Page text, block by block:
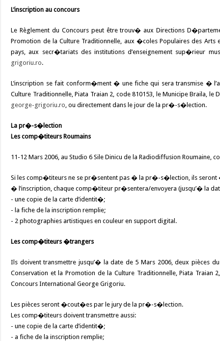
L’inscription au concours
Le Règlement du Concours peut être trouv� aux Directions
Promotion de la Culture Traditionnelle, aux �coles Populaires des
pays, aux secr�tariats des institutions d’enseignement sup�rieur
grigoriu.ro.
L’inscription se fait conform�ment � une fiche qui sera transmise �
Culture Traditionnelle, Piata Traian 2, code 810153, le Municipe Braila,
george-grigoriu.ro, ou directement dans le jour de la pr�-s�lection.
La pr�-s�lection
Les comp�titeurs Roumains
11-12 Mars 2006, au Studio 6 Sile Dinicu de la Radiodiffusion
Si les comp�titeurs ne se pr�sentent pas � la pr�-s�lection, ils
� l’inscription, chaque comp�titeur pr�sentera/envoyera (jusqu’� la
- une copie de la carte d’identit�;
- la fiche de la inscription remplie;
- 2 photographies artistiques en couleur en support digital.
Les comp�titeurs �trangers
Ils doivent transmettre jusqu’� la date de 5 Mars 2006, deux pièces
Conservation et la Promotion de la Culture Traditionnelle, Piata
Concours International George Grigoriu.
Les pièces seront �cout�es par le jury de la pr�-s�lection.
Les comp�titeurs doivent transmettre aussi:
- une copie de la carte d’identit�;
- a fiche de la inscription remplie;